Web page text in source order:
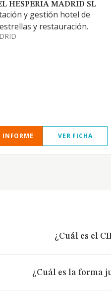
HESPERIA MADRID SL
y gestión hotel de
y restauración.
INFORME VER FICHA
¿Cuál es el
¿Cuál es la forma